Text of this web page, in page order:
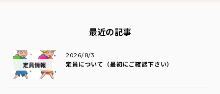
最近の記事
定員について（最初にご確認下さい）
2026/8/3